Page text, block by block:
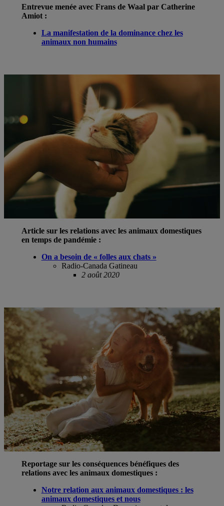
Entrevue menée avec Frans de Waal par Catherine
Amiot :
La manifestation de la dominance chez les
animaux non humains
Article sur les relations avec les animaux domestiques
en temps de pandémie :
On a besoin de « folles aux chats »
Radio-Canada Gatineau
2 août 2020
Reportage sur les conséquences bénéfiques des
relations avec les animaux domestiques :
Notre relation aux animaux domestiques : les
animaux domestiques et nous